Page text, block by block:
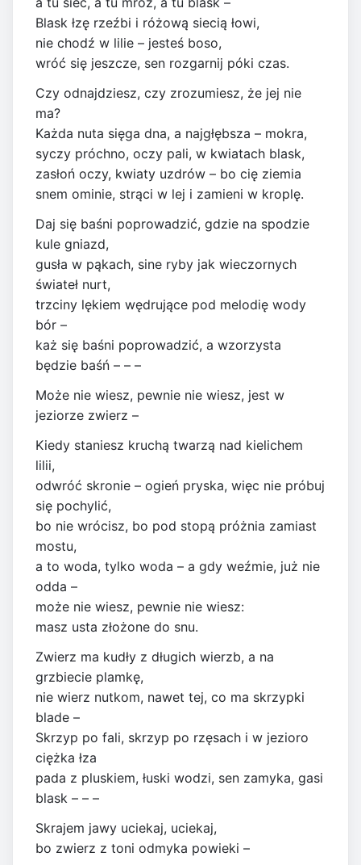
Blask łzę rzeźbi i różową siecią łowi,
nie chodź w lilie – jesteś boso,
wróć się jeszcze, sen rozgarnij póki czas.
Czy odnajdziesz, czy zrozumiesz, że jej nie
ma?
Każda nuta sięga dna, a najgłębsza – mokra,
syczy próchno, oczy pali, w kwiatach blask,
zasłoń oczy, kwiaty uzdrów – bo cię ziemia
snem ominie, strąci w lej i zamieni w kroplę.
Daj się baśni poprowadzić, gdzie na spodzie
kule gniazd,
gusła w pąkach, sine ryby jak wieczornych
świateł nurt,
trzciny lękiem wędrujące pod melodię wody
bór –
każ się baśni poprowadzić, a wzorzysta
będzie baśń – – –
Może nie wiesz, pewnie nie wiesz, jest w
jeziorze zwierz –
Kiedy staniesz kruchą twarzą nad kielichem
lilii,
odwróć skronie – ogień pryska, więc nie próbuj
się pochylić,
bo nie wrócisz, bo pod stopą próżnia zamiast
mostu,
a to woda, tylko woda – a gdy weźmie, już nie
odda –
może nie wiesz, pewnie nie wiesz:
masz usta złożone do snu.
Zwierz ma kudły z długich wierzb, a na
grzbiecie plamkę,
nie wierz nutkom, nawet tej, co ma skrzypki
blade –
Skrzyp po fali, skrzyp po rzęsach i w jezioro
ciężka łza
pada z pluskiem, łuski wodzi, sen zamyka, gasi
blask – – –
Skrajem jawy uciekaj, uciekaj,
bo zwierz z toni odmyka powieki –